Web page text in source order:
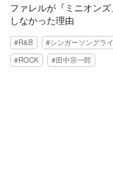
ファレルが『ミニオン
しなかった理由
R&B シンガーソングラ
ROCK
田中宗一郎